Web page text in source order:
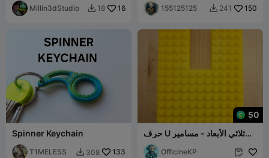
Millin3dStudio  18 16 155125125  241 150
Spinner Keychain
T1MELESS  308 133
50
حرف U ثلاثي الأبعاد - مسامير
متوافقة مع ليغو
OfficineKP 